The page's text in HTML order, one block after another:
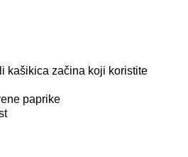
kašikica začina koji koristite
paprike